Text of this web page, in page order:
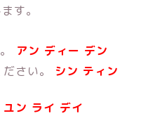
す。
アン ディー デン
さい。 シン ティン
ユン ライ デイ